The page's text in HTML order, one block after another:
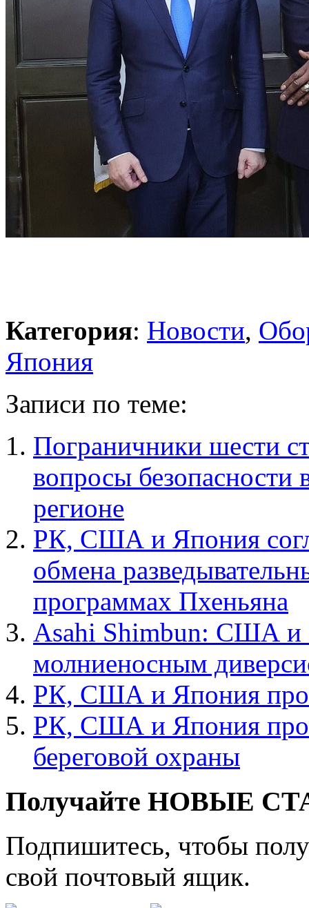
Категория: Новости,
Япония
Записи по теме:
Пограничники шести
вопросы безопасности
регионе
РК, США и Япония
обмена
программах Пхеньяна
Asahi Shimbun: США и
молниеносным
РК, США и Япония
РК, США и Япония
береговой охраны
Получайте НОВЫЕ
Подпишитесь, чтобы
свой почтовый ящик.